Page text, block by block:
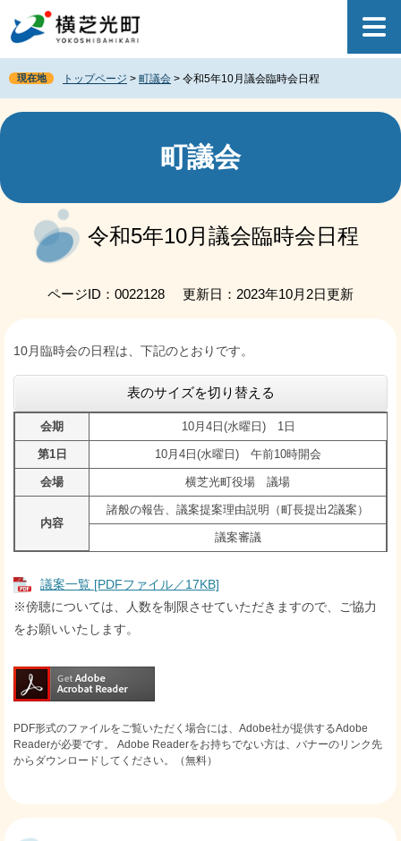
ジ
先
頭
で
ュ
を
飛
ば
文
現在地 トップページ > 町議会 > 令和5年10月議会臨時会日程
町議会
令和5年10月議会臨時会日程
ページID：0022128 更新日：2023年10月2日更新
10月臨時会の日程は、下記のとおりです。
表のサイズを切り替える
会期 10月4日(水曜日) 1日
第1日 10月4日(水曜日) 午前10時開会
会場 横芝光町役場 議場
内容
諸般の報告、議案提案理由説明（町長提出2議案）
議案審議
議案一覧 [PDFファイル／17KB]
※傍聴については、人数を制限させていただきますので、ご協力
をお願いいたします。
PDF形式のファイルをご覧いただく場合には、Adobe社が提供するAdobe
Readerが必要です。
Adobe Readerをお持ちでない方は、バナーのリンク先
からダウンロードしてください。（無料）